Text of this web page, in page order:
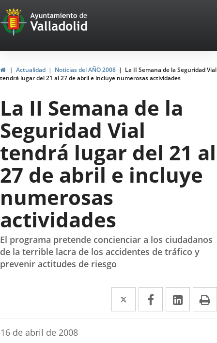
Portal
Web
del
Ayuntamiento
de
Valladolid
HomeActualidad Noticias del AÑO 2008
La II Semana de la Seguridad Vial
tendrá lugar del 21 al 27 de abril e incluye numerosas actividades
La II Semana de la
Seguridad Vial
tendrá lugar del 21 al
27 de abril e incluye
numerosas
actividades
El programa pretende concienciar a los ciudadanos
de la terrible lacra de los accidentes de tráfico y
prevenir actitudes de riesgo
Twitter
Enlace
a
Facebook
Enlace
a
Enlace
a
Fecha
16 de abril de 2008